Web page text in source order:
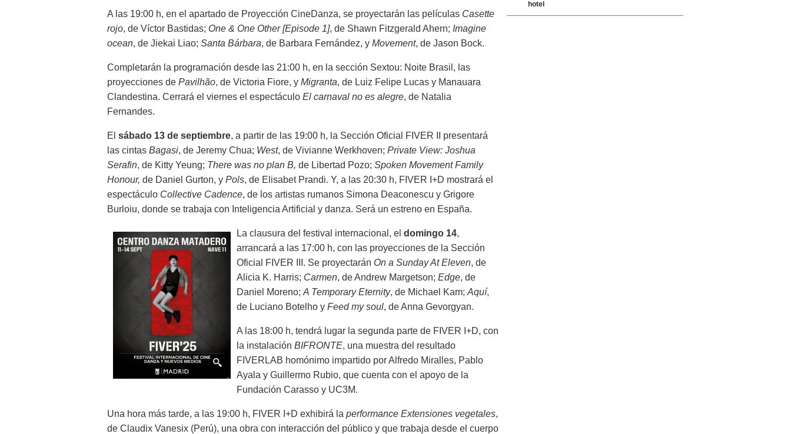
A las 19:00 h, en el apartado de Proyección CineDanza, se proyectarán las películas Casette
rojo, de Víctor Bastidas; One & One Other [Episode 1], de Shawn Fitzgerald Ahern; Imagine
ocean, de Jiekai Liao; Santa Bárbara, de Barbara Fernández, y Movement, de Jason Bock.
Completarán la programación desde las 21:00 h, en la sección Sextou: Noite Brasil, las
proyecciones de Pavilhão, de Victoria Fiore, y Migranta, de Luiz Felipe Lucas y Manauara
Clandestina. Cerrará el viernes el espectáculo El carnaval no es alegre, de Natalia
Fernandes.
El sábado 13 de septiembre, a partir de las 19:00 h, la Sección Oficial FIVER II presentará
las cintas Bagasi, de Jeremy Chua; West, de Vivianne Werkhoven; Private View: Joshua
Serafin, de Kitty Yeung; There was no plan B, de Libertad Pozo; Spoken Movement Family
Honour, de Daniel Gurton, y Pols, de Elisabet Prandi. Y, a las 20:30 h, FIVER I+D mostrará el
espectáculo Collective Cadence, de los artistas rumanos Simona Deaconescu y Grigore
Burloiu, donde se trabaja con Inteligencia Artificial y danza. Será un estreno en España.
La clausura del festival internacional, el domingo 14,
arrancará a las 17:00 h, con las proyecciones de la Sección
Oficial FIVER III. Se proyectarán On a Sunday At Eleven, de
Alicia K. Harris; Carmen, de Andrew Margetson; Edge, de
Daniel Moreno; A Temporary Eternity, de Michael Kam; Aquí,
de Luciano Botelho y Feed my soul, de Anna Gevorgyan.
A las 18:00 h, tendrá lugar la segunda parte de FIVER I+D, con
la instalación BIFRONTE, una muestra del resultado
FIVERLAB homónimo impartido por Alfredo Miralles, Pablo
Ayala y Guillermo Rubio, que cuenta con el apoyo de la
Fundación Carasso y UC3M.
Una hora más tarde, a las 19:00 h, FIVER I+D exhibirá la performance Extensiones vegetales,
de Claudix Vanesix (Perú), una obra con interacción del público y que trabaja desde el cuerpo